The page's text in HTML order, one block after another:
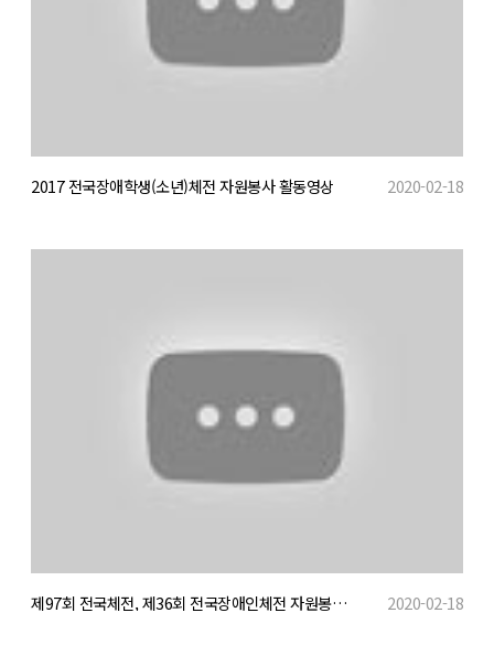
2017 전국장애학생(소년)체전 자원봉사 활동영상 2020-02-18
제97회 전국체전, 제36회 전국장애인체전 자원봉사 활동 영상 2020-02-18